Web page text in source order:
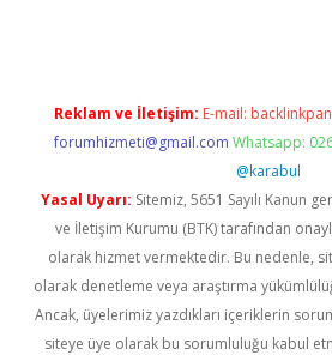
Reklam ve İletişim: E-mail:
forumhizmeti@gmail.com Whatsapp:
@karabul
Yasal Uyarı: Sitemiz, 5651 Sayılı Kanun
ve İletişim Kurumu (BTK) tarafından
olarak hizmet vermektedir. Bu nedenle,
olarak denetleme veya araştırma
Ancak, üyelerimiz yazdıkları içeriklerin
siteye üye olarak bu sorumluluğu kabul